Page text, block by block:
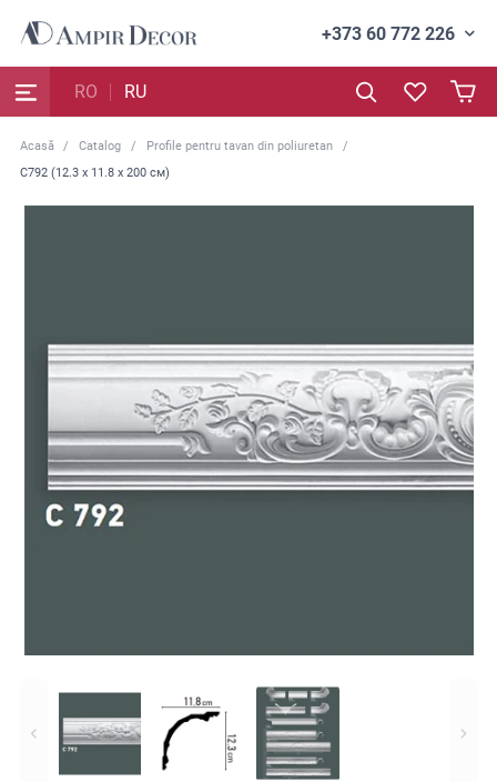
+373 60 772 226
RO RU
Acasă Catalog
Profile pentru tavan din poliuretan
C792 (12.3 x 11.8 x 200 см)